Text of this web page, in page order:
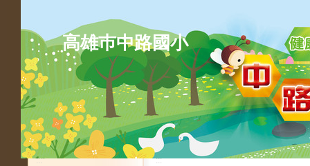
高雄巿中路國小
::: :::